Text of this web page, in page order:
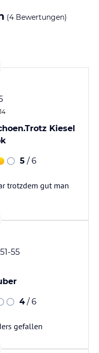
(4 Bewertungen)
Kiesel
5 / 6
trotzdem gut man
51-55
4 / 6
gefallen